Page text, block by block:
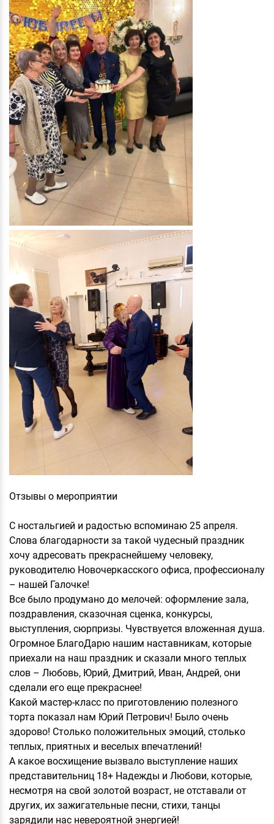
Отзывы о мероприятии
С ностальгией и радостью вспоминаю 25 апреля.
Слова благодарности за такой чудесный праздник
хочу адресовать прекраснейшему человеку,
руководителю Новочеркасского офиса, профессионалу
– нашей Галочке!
Все было продумано до мелочей: оформление зала,
поздравления, сказочная сценка, конкурсы,
выступления, сюрпризы. Чувствуется вложенная душа.
Огромное БлагоДарю нашим наставникам, которые
приехали на наш праздник и сказали много теплых
слов – Любовь, Юрий, Дмитрий, Иван, Андрей, они
сделали его еще прекраснее!
Какой мастер-класс по приготовлению полезного
торта показал нам Юрий Петрович! Было очень
здорово! Столько положительных эмоций, столько
теплых, приятных и веселых впечатлений!
А какое восхищение вызвало выступление наших
представительниц 18+ Надежды и Любови, которые,
несмотря на свой золотой возраст, не отставали от
других, их зажигательные песни, стихи, танцы
зарядили нас невероятной энергией!